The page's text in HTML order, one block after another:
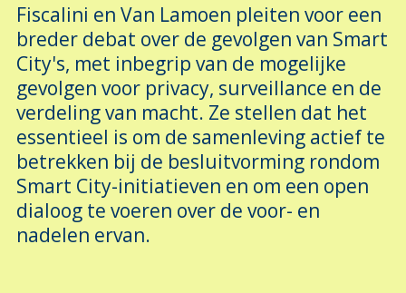
Fiscalini en Van Lamoen pleiten voor een
breder debat over de gevolgen van Smart
City's, met inbegrip van de mogelijke
gevolgen voor privacy, surveillance en de
verdeling van macht. Ze stellen dat het
essentieel is om de samenleving actief te
betrekken bij de besluitvorming rondom
Smart City-initiatieven en om een open
dialoog te voeren over de voor- en
nadelen ervan.